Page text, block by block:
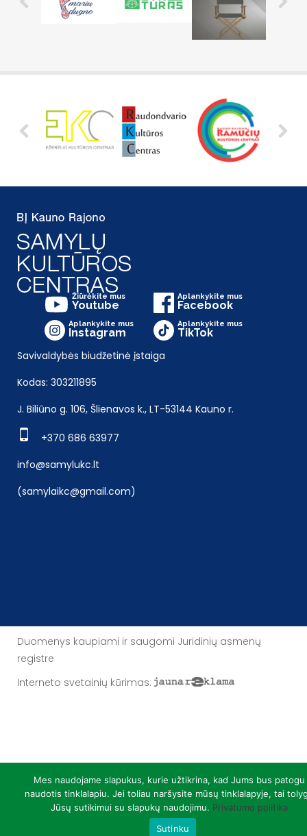
Žiūrėkite mus
Youtube
Aplankykite mus
Facebook
Aplankykite mus
Instagram
Aplankykite mus
TikTok
Savivaldybės biudžetinė įstaiga
Kodas: 303211895
J. Biliūno g. 106, Šlienavos k., LT-53144 Kauno r.
+370 686 63977
info@samylukc.lt
(samylaikc@gmail.com)
Duomenys kaupiami ir saugomi Juridinių asmenų
registre
Interneto svetainių kūrimas:
Mes naudojame slapukus, kurie užtikrina, kad Jums bus patogu
naudotis tinklalapiu. Jei toliau naršysite mūsų tinklalapyje, tai
Jūsų sutikimui su slapukų naudojimu. Privatumo politika
Sutinku